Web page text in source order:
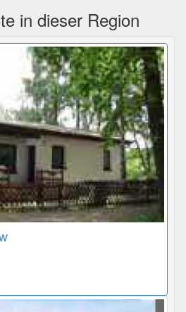
in dieser Region